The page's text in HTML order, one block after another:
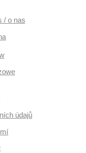
/ o nas
údajů